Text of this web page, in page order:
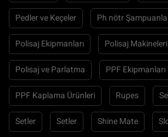
Pedler ve Keçeler Ph nötr
Polisaj Ekipmanları Polisaj Makineleri
Polisaj ve Parlatma PPF Ekipmanları
PPF Kaplama Ürünleri Rupes
Setler Setler Shine Mate